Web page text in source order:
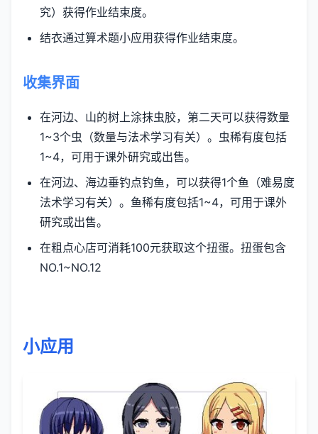
究）获得作业结束度。
结衣通过算术题小应用获得作业结束度。
收集界面
在河边、山的树上涂抹虫胶，第二天可以获得数量
1~3个虫（数量与法术学习有关）。虫稀有度包括
1~4，可用于课外研究或出售。
在河边、海边垂钓点钓鱼，可以获得1个鱼（难易度
法术学习有关）。鱼稀有度包括1~4，可用于课外
研究或出售。
在粗点心店可消耗100元获取这个扭蛋。扭蛋包含
NO.1~NO.12
小应用